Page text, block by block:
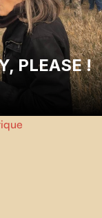
PLEASE !
Amy
période de 30 ans,